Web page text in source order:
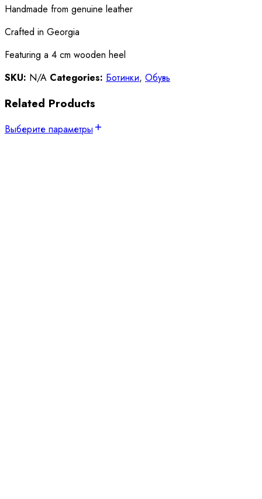
Handmade from genuine leather
Crafted in Georgia
Featuring a 4 cm wooden heel
SKU: N/A Categories: Ботинки, Обувь
Related Products
Выберите параметры